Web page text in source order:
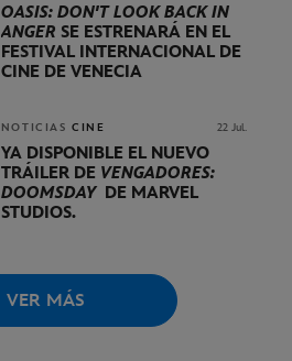
OASIS: DON'T LOOK BACK IN
ANGER SE ESTRENARÁ EN EL
FESTIVAL INTERNACIONAL DE
CINE DE VENECIA
NOTICIAS CINE 22 Jul.
YA DISPONIBLE EL NUEVO
TRÁILER DE VENGADORES:
DOOMSDAYDE MARVEL
STUDIOS.
VER MÁS